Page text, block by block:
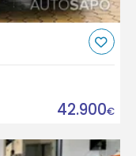
42.900€